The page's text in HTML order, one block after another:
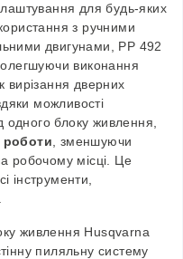
для будь-яких
з ручними
двигунами, PP 492
виконання
вирізання дверних
можливості
одного блоку живлення,
роботи , зменшуючи
робочому місці. Це
інструменти,
живлення Husqvarna
пиляльну систему